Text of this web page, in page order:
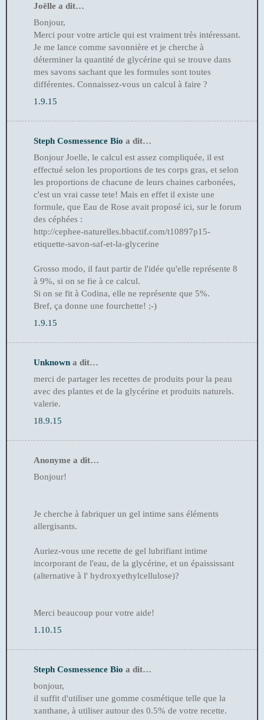
Joëlle a dit…
Bonjour,
Merci pour votre article qui est vraiment très intéressant.
Je me lance comme savonnière et je cherche à
déterminer la quantité de glycérine qui se trouve dans
mes savons sachant que les formules sont toutes
différentes. Connaissez-vous un calcul à faire ?
1.9.15
Steph Cosmessence Bio a dit…
Bonjour Joelle, le calcul est assez compliquée, il est
effectué selon les proportions de tes corps gras, et selon
les proportions de chacune de leurs chaines carbonées,
c'est un vrai casse tete! Mais en effet il existe une
formule, que Eau de Rose avait proposé ici, sur le forum
des céphées :
http://cephee-naturelles.bbactif.com/t10897p15-
etiquette-savon-saf-et-la-glycerine
Grosso modo, il faut partir de l'idée qu'elle représente 8
à 9%, si on se fie à ce calcul.
Si on se fit à Codina, elle ne représente que 5%.
Bref, ça donne une fourchette! ;-)
1.9.15
Unknown a dit…
merci de partager les recettes de produits pour la peau
avec des plantes et de la glycérine et produits naturels.
valerie.
18.9.15
Anonyme a dit…
Bonjour!
Je cherche à fabriquer un gel intime sans éléments
allergisants.
Auriez-vous une recette de gel lubrifiant intime
incorporant de l'eau, de la glycérine, et un épaississant
(alternative à l' hydroxyethylcellulose)?
Merci beaucoup pour votre aide!
1.10.15
Steph Cosmessence Bio a dit…
bonjour,
il suffit d'utiliser une gomme cosmétique telle que la
xanthane, à utiliser autour des 0.5% de votre recette.